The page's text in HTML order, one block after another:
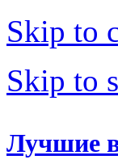
Skip to
Skip to
Лучшие